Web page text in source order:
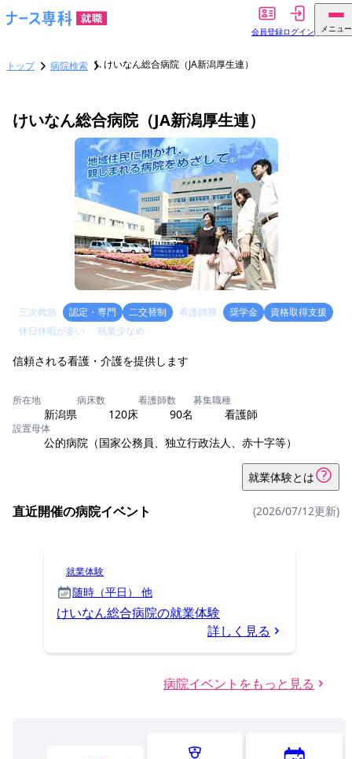
会員登録ログイン メニュー
トップ 病院検索 けいなん総合病院（JA新潟厚生連）
けいなん総合病院（JA新潟厚生連）
三次救急 認定・専門 二交替制 看護師寮 奨学金
資格取得支援
休日休暇が多い
残業少なめ
信頼される看護・介護を提供します
所在地
新潟県
病床数
120床
看護師数
90名
募集職種
看護師
設置母体
公的病院（国家公務員、独立行政法人、赤十字等）
就業体験とは
直近開催の病院イベント (2026/07/12更新)
就業体験
随時（平日） 他
けいなん総合病院の就業体験
詳しく見る
病院イベントをもっと見る